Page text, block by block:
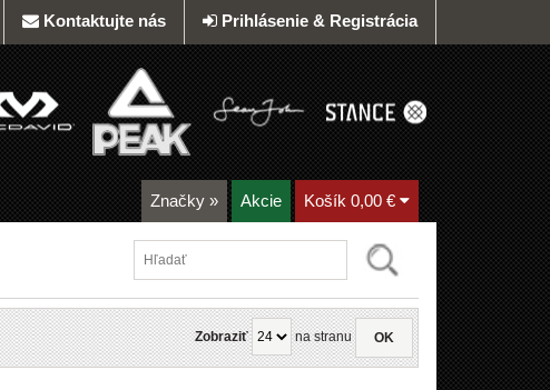
Prihlásenie & Registrácia
Kontaktujte nás
Značky » Akcie Košík 0,00 €
Zobraziť na stranu OK